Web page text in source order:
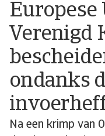
Europese
Verenigd
ondanks
Na een krimp van